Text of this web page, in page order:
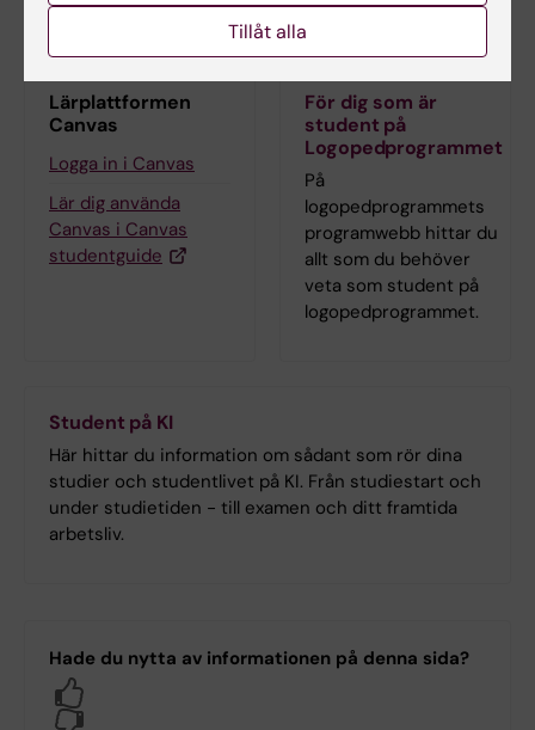
Lärplattformen
Canvas
Logga in i Canvas
Lär dig använda
Canvas i Canvas
studentguide
För dig som är
student på
Logopedprogrammet
På
logopedprogrammets
programwebb hittar du
allt som du behöver
veta som student på
logopedprogrammet.
Student på KI
Här hittar du information om sådant som rör dina
studier och studentlivet på KI. Från studiestart och
under studietiden - till examen och ditt framtida
arbetsliv.
Hade du nytta av informationen på denna sida?
Tillåt alla